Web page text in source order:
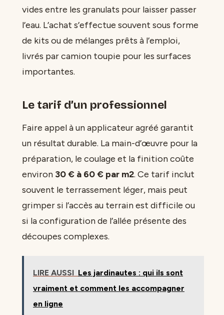
vides entre les granulats pour laisser passer
l’eau. L’achat s’effectue souvent sous forme
de kits ou de mélanges prêts à l’emploi,
livrés par camion toupie pour les surfaces
importantes.
Le tarif d’un professionnel
Faire appel à un applicateur agréé garantit
un résultat durable. La main-d’œuvre pour la
préparation, le coulage et la finition coûte
environ 30 € à 60 € par m2. Ce tarif inclut
souvent le terrassement léger, mais peut
grimper si l’accès au terrain est difficile ou
si la configuration de l’allée présente des
découpes complexes.
LIRE AUSSI Les jardinautes : qui ils sont
vraiment et comment les accompagner
en ligne